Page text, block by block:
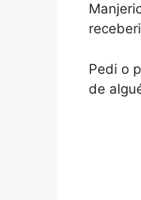
Pedi o
de